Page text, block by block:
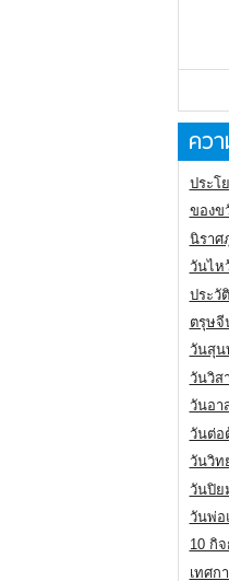
คว
ประโ
ของข
นิราศ
วันไห
ประวั
ตรุษจี
วันสุน
วันวิส
วันอา
วันต่อ
วันวิท
วันปิย
วันพ่อ
10 กิ
เทศก